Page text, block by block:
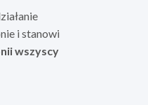
i stanowi
wszyscy